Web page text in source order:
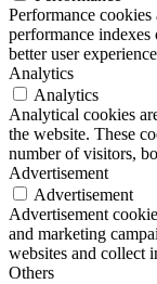
Performance cookies
performance
better user
Analytics
Analytics
Analytical cookies
the website. These
number of visitors,
Advertisement
Advertisement
Advertisement
and marketing
websites and collect
Others